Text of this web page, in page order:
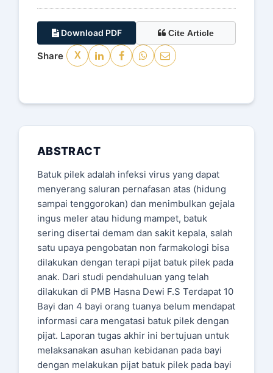
Download PDF Cite Article
Share X
ABSTRACT
Batuk pilek adalah infeksi virus yang dapat
menyerang saluran pernafasan atas (hidung
sampai tenggorokan) dan menimbulkan gejala
ingus meler atau hidung mampet, batuk
sering disertai demam dan sakit kepala, salah
satu upaya pengobatan non farmakologi bisa
dilakukan dengan terapi pijat batuk pilek pada
anak. Dari studi pendahuluan yang telah
dilakukan di PMB Hasna Dewi F.S Terdapat 10
Bayi dan 4 bayi orang tuanya belum mendapat
informasi cara mengatasi batuk pilek dengan
pijat. Laporan tugas akhir ini bertujuan untuk
melaksanakan asuhan kebidanan pada bayi
dengan melakukan pijat batuk pilek pada bayi